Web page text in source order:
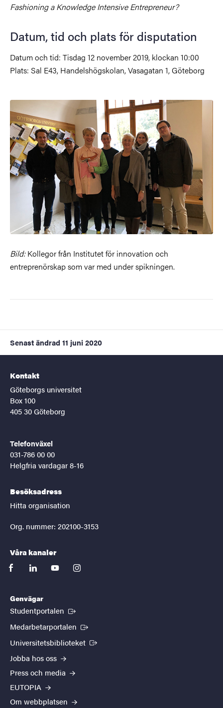
Fashioning a Knowledge Intensive Entrepreneur?
Datum, tid och plats för disputation
Datum och tid: Tisdag 12 november 2019, klockan 10:00
Plats: Sal E43, Handelshögskolan, Vasagatan 1, Göteborg
Bild:Kollegor från Institutet för innovation och
entreprenörskap som var med under spikningen.
Senast ändrad 11 juni 2020
Kontakt
Göteborgs universitet
Box 100
405 30 Göteborg
Telefonväxel
031-786 00 00
Helgfria vardagar 8-16
Besöksadress
Hitta organisation
Org. nummer: 202100-3153
Våra kanaler
facebooklinkedinyoutubeinstagram
Genvägar
Studentportalen (Extern länk)
Medarbetarportalen (Extern länk)
Universitetsbiblioteket (Extern länk)
Jobba hos oss
Press och media
EUTOPIA
Om webbplatsen